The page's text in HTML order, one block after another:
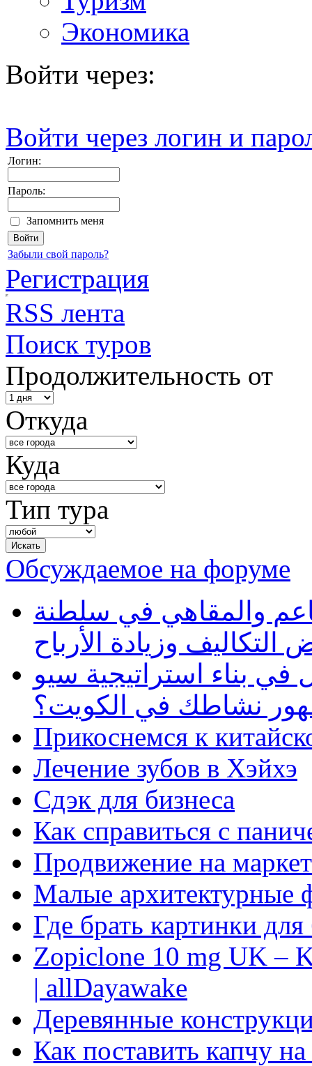
Экономика
Войти через:
Войти через логин и
Логин:
Пароль:
Запомнить меня
Забыли свой пароль?
Регистрация
RSS лента
Поиск туров
Продолжительность от
Откуда
Куда
Тип тура
Обсуждаемое на форуме
والمقاهي في سلطنة
وزيادة الأرباح
بناء استراتيجية سيو
نشاطك في الكويت؟
Прикоснемся к
Лечение зубов в Хэйхэ
Сдэк для бизнеса
Как справиться с
Продвижение на
Малые архитектурные
Где брать картинки
Zopiclone 10 mg UK –
| allDayawake
Деревянные
Как поставить капчу